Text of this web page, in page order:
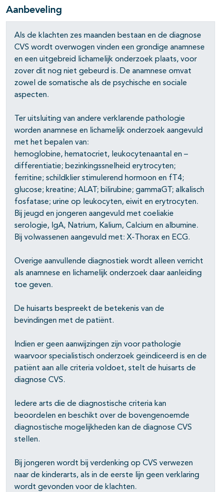
Aanbeveling
Als de klachten zes maanden bestaan en de diagnose
CVS wordt overwogen vinden een grondige anamnese
en een uitgebreid lichamelijk onderzoek plaats, voor
zover dit nog niet gebeurd is. De anamnese omvat
zowel de somatische als de psychische en sociale
aspecten.
Ter uitsluiting van andere verklarende pathologie
worden anamnese en lichamelijk onderzoek aangevuld
met het bepalen van:
hemoglobine, hematocriet, leukocytenaantal en –
differentiatie; bezinkingssnelheid erytrocyten;
ferritine; schildklier stimulerend hormoon en fT4;
glucose; kreatine; ALAT; bilirubine; gammaGT; alkalisch
fosfatase; urine op leukocyten, eiwit en erytrocyten.
Bij jeugd en jongeren aangevuld met coeliakie
serologie, IgA, Natrium, Kalium, Calcium en albumine.
Bij volwassenen aangevuld met: X-Thorax en ECG.
Overige aanvullende diagnostiek wordt alleen verricht
als anamnese en lichamelijk onderzoek daar aanleiding
toe geven.
De huisarts bespreekt de betekenis van de
bevindingen met de patiënt.
Indien er geen aanwijzingen zijn voor pathologie
waarvoor specialistisch onderzoek geïndiceerd is en de
patiënt aan alle criteria voldoet, stelt de huisarts de
diagnose CVS.
Iedere arts die de diagnostische criteria kan
beoordelen en beschikt over de bovengenoemde
diagnostische mogelijkheden kan de diagnose CVS
stellen.
Bij jongeren wordt bij verdenking op CVS verwezen
naar de kinderarts, als in de eerste lijn geen verklaring
wordt gevonden voor de klachten.